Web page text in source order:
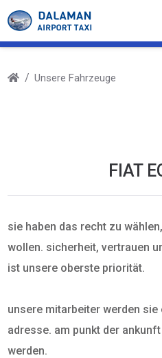
Unsere Fahrzeuge
FIAT
sie haben das recht zu
wollen. sicherheit, vertrauen
ist unsere oberste priorität.
unsere mitarbeiter werden
adresse. am punkt der
werden.